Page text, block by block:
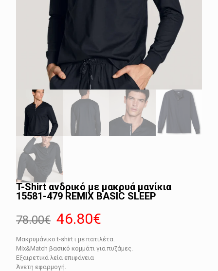
T-Shirt ανδρικό με μακρυά μανίκια
15581-479 REMIX BASIC SLEEP
78.00€ Original
price
was:
78.00€.
46.80€
τρέχουσα
τιμή
Μακρυμάνικο t-shirt ι με πατιλέτα.
Mix&Match βασικό κομμάτι για πυζάμες.
Εξαιρετικά λεία επιφάνεια
Άνετη εφαρμογή.